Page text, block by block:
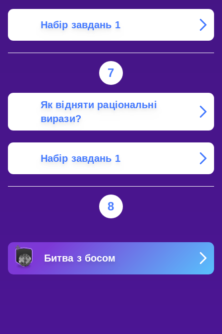
Набір завдань 1
7
Як відняти раціональні
вирази?
Набір завдань 1
8
Битва з босом